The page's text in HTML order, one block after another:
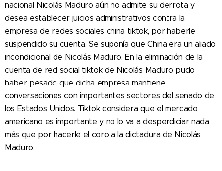
nacional Nicolás Maduro aún no admite su derrota y
desea establecer juicios administrativos contra la
empresa de redes sociales china tiktok, por haberle
suspendido su cuenta. Se suponía que China era un aliado
incondicional de Nicolás Maduro. En la eliminación de la
cuenta de red social tiktok de Nicolás Maduro pudo
haber pesado que dicha empresa mantiene
conversaciones con importantes sectores del senado de
los Estados Unidos. Tiktok considera que el mercado
americano es importante y no lo va a desperdiciar nada
más que por hacerle el coro a la dictadura de Nicolás
Maduro.